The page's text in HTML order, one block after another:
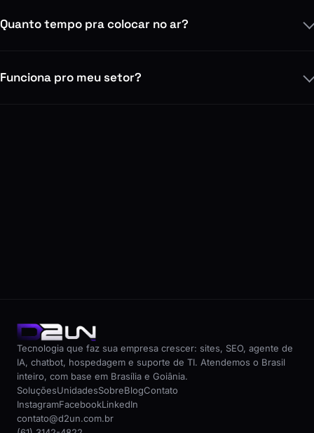
Quanto tempo pra colocar no ar?
Funciona pro meu setor?
Tecnologia que faz sua empresa crescer: sites, SEO, agente de
IA, chatbot, hospedagem e suporte de TI. Atendemos o Brasil
inteiro, com base em Brasília e Goiânia.
SoluçõesUnidadesSobreBlogContato
InstagramFacebookLinkedIn
contato@d2un.com.br